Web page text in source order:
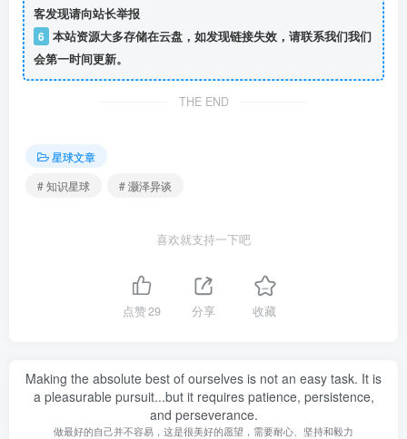
客发现请向站长举报
6 本站资源大多存储在云盘，如发现链接失效，请联系我们我们
会第一时间更新。
THE END
星球文章
# 知识星球
# 灏泽异谈
喜欢就支持一下吧
点赞29 分享 收藏
Making the absolute best of ourselves is not an easy task. It is
a pleasurable pursuit...but it requires patience, persistence,
and perseverance.
做最好的自己并不容易，这是很美好的愿望，需要耐心、坚持和毅力